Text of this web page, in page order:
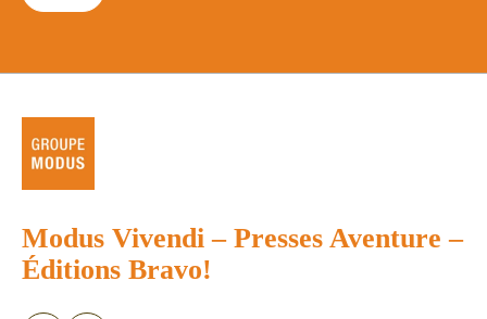
Modus Vivendi – Presses Aventure –
Éditions Bravo!